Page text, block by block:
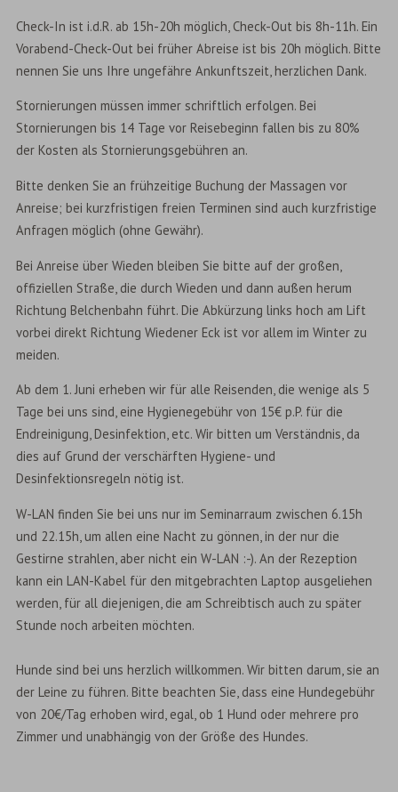
Check-In ist i.d.R. ab 15h-20h möglich, Check-Out bis 8h-11h. Ein
Vorabend-Check-Out bei früher Abreise ist bis 20h möglich. Bitte
nennen Sie uns Ihre ungefähre Ankunftszeit, herzlichen Dank.
Stornierungen müssen immer schriftlich erfolgen. Bei
Stornierungen bis 14 Tage vor Reisebeginn fallen bis zu 80%
der Kosten als Stornierungsgebühren an.
Bitte denken Sie an frühzeitige Buchung der Massagen vor
Anreise; bei kurzfristigen freien Terminen sind auch kurzfristige
Anfragen möglich (ohne Gewähr).
Bei Anreise über Wieden bleiben Sie bitte auf der großen,
offiziellen Straße, die durch Wieden und dann außen herum
Richtung Belchenbahn führt. Die Abkürzung links hoch am Lift
vorbei direkt Richtung Wiedener Eck ist vor allem im Winter zu
meiden.
Ab dem 1. Juni erheben wir für alle Reisenden, die wenige als 5
Tage bei uns sind, eine Hygienegebühr von 15€ p.P. für die
Endreinigung, Desinfektion, etc. Wir bitten um Verständnis, da
dies auf Grund der verschärften Hygiene- und
Desinfektionsregeln nötig ist.
W-LAN finden Sie bei uns nur im Seminarraum zwischen 6.15h
und 22.15h, um allen eine Nacht zu gönnen, in der nur die
Gestirne strahlen, aber nicht ein W-LAN :-). An der Rezeption
kann ein LAN-Kabel für den mitgebrachten Laptop ausgeliehen
werden, für all diejenigen, die am Schreibtisch auch zu später
Stunde noch arbeiten möchten.
Hunde sind bei uns herzlich willkommen. Wir bitten darum, sie an
der Leine zu führen. Bitte beachten Sie, dass eine Hundegebühr
von 20€/Tag erhoben wird, egal, ob 1 Hund oder mehrere pro
Zimmer und unabhängig von der Größe des Hundes.